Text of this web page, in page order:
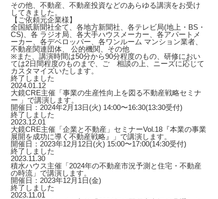
その他、不動産、不動産投資などのあらゆる講演をお受け
してきました。
【ご依頼元企業様】
全国紙新聞社全て、各地方新聞社、各テレビ局(地上・BS・
CS)、各 ラジオ局、各大手ハウスメーカー、各アパートメ
ーカー、各デベロッパー、各ワンルーム マンション業者、
不動産関連団体、 公的機関、その他
※また、講演時間は50分から90分程度のもの、研修におい
ては2日間程度のものまで、ご゙相談の上、ニーズに応じて
カスタマイズいたします。
終了しました
2024.01.12
大鏡CRE主催「事業の生産性向上を図る不動産戦略セミナ
ー 」で講演します。
開催日：2024年2月13日(火) 14:00〜16:30(13:30受付)
終了しました
2023.12.01
大鏡CRE主催「企業と不動産」セミナーVol.18『本業の事業
展開を成功に導く不動産戦略』」で講演します。
開催日：2023年12月12日(火) 15:00〜17:00(14:30受付)
終了しました
2023.11.30
積水ハウス主催「2024年の不動産市況予測と住宅・不動産
の時流」で講演します。
開催日：2023年12月1日(金)
終了しました
2023.11.01